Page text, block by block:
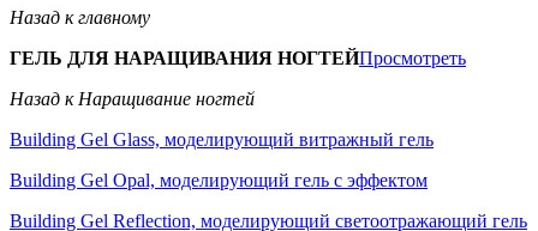
Назад к главному
ГЕЛЬ ДЛЯ НАРАЩИВАНИЯ НОГТЕЙПросмотреть
Назад к Наращивание ногтей
Building Gel Glass, моделирующий витражный гель
Building Gel Opal, моделирующий гель с эффектом
Building Gel Reflection, моделирующий светоотражающий гель